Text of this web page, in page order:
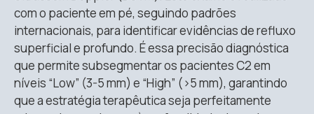
com o paciente em pé, seguindo padrões
internacionais, para identificar evidências de refluxo
superficial e profundo. É essa precisão diagnóstica
que permite subsegmentar os pacientes C2 em
níveis “Low” (3-5 mm) e “High” (>5 mm), garantindo
que a estratégia terapêutica seja perfeitamente